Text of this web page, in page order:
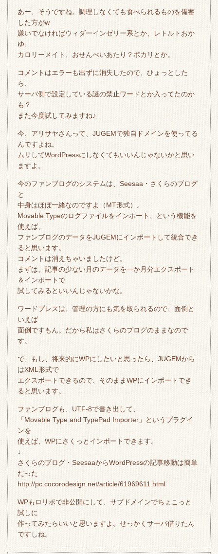
あー、そうですね。調理しなくても食べられるものを備蓄
した方がw
嫌いでなければウィダーインゼリー系とか、レトルトおか
ゆ、
カロリーメイト、おせんべいあたり？ポカリとか。
コメントはエラーも出ずに消失したので、ひょっとした
ら、
サーバ側で設定している謎の禁止ワードとか入ってたのか
も？
また今度試してみますね♪
今、アリサヤさんって、JUGEMで独自ドメインを使ってる
んですよね。
ムリしてWordPressにしなくてもいいんじゃないかと思い
ますよ。
今のファンブログのシステムは、Seesaa・さくらのブログ
と
中身はほぼ一緒なのですよ（MT形式）。
Movable Typeのログファイルをインポート、という機能を
使えば、
ファンブログのデータをJUGEMにインポートして統合でき
ると思います。
コメントは消えちゃいましたけど。
まずは、記事の少ない月のデータを一か月分エクスポート
＆インポートで
試してみるといいんじゃないかな。
ワードプレスは、管理の方にも気を取られるので、面倒と
いえば
面倒ですもん。だから私はさくらのブログのままなので
す。
で、もし、将来的にWPにしたいと思ったら、JUGEMから
はXML形式で
エクスポートできるので、そのままWPにインポートでき
ると思います。
ファンブログも、UTF-8で書き出して、
「Movable Type and TypePad Importer」というプラグイ
ンを
使えば、WPにさくっとインポートできます。
↓
さくらのブログ・SeesaaからWordPressの記事移動は簡単
だった
http://pc.cocorodesign.net/article/61969611.html
WPもロリポで非公開にして、サブドメインでちょこっと
試しに
作ってみたらいいと思いますよ。せっかくサーバ借りたん
ですしね。